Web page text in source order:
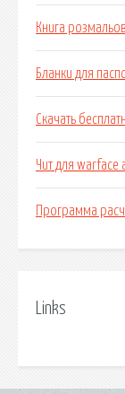
Книга
Бланки для
Скачать
Чит для warface
Программа
Links